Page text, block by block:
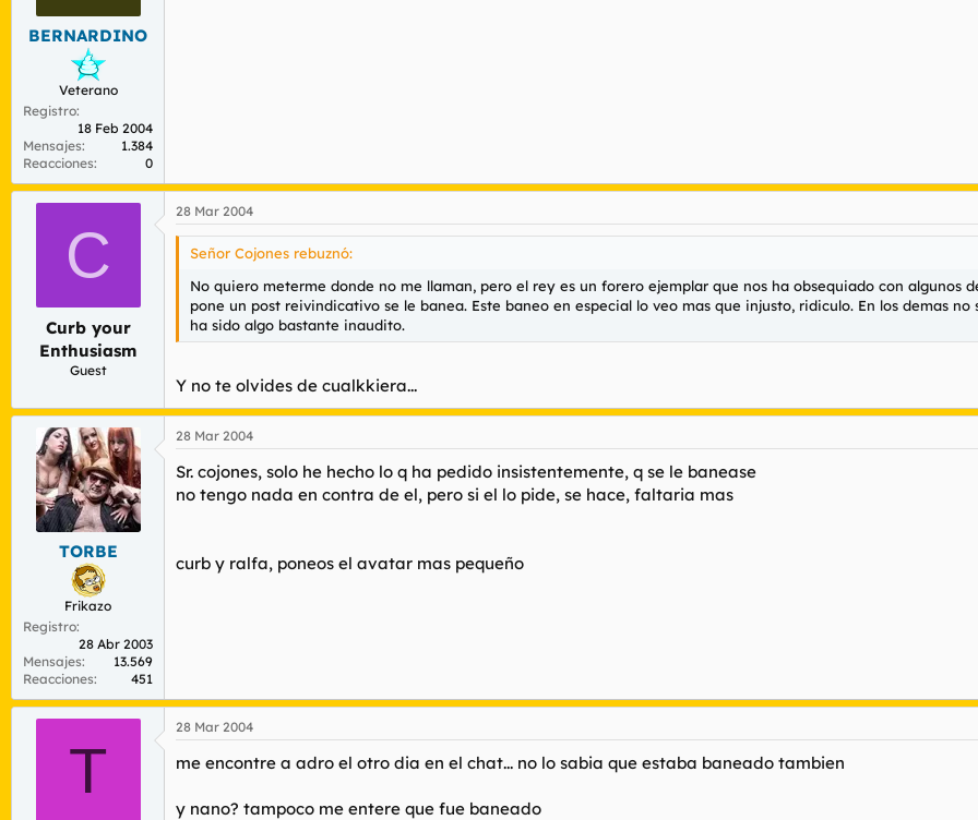
BERNARDINO
Veterano
Registro
18 Feb 2004
Mensajes
1.384
Reacciones
0
C
Curb your
Enthusiasm
Guest
28 Mar 2004
Señor Cojones rebuznó:
No quiero meterme donde no me llaman, pero el rey es un forero ejemplar que nos ha obsequiado con algunos
pone un post reivindicativo se le banea. Este baneo en especial lo veo mas que injusto, ridiculo. En los demas
ha sido algo bastante inaudito.
Y no te olvides de cualkkiera...
TORBE
Frikazo
Registro
28 Abr 2003
Mensajes
13.569
Reacciones
451
28 Mar 2004
Sr. cojones, solo he hecho lo q ha pedido insistentemente, q se le banease
no tengo nada en contra de el, pero si el lo pide, se hace, faltaria mas
curb y ralfa, poneos el avatar mas pequeño
T
28 Mar 2004
me encontre a adro el otro dia en el chat... no lo sabia que estaba baneado tambien
y nano? tampoco me entere que fue baneado